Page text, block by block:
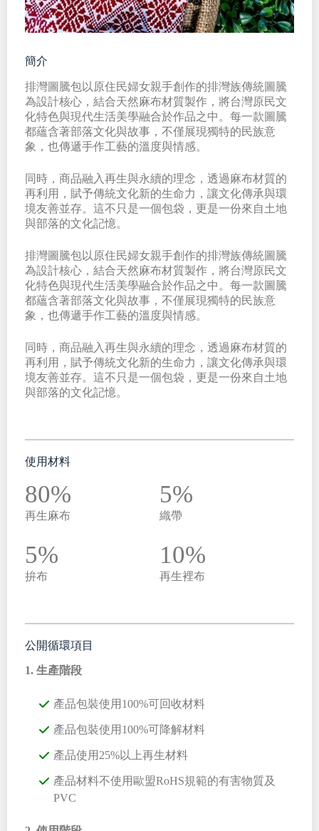
簡介
排灣圖騰包以原住民婦女親手創作的排灣族傳統圖騰
為設計核心，結合天然麻布材質製作，將台灣原民文
化特色與現代生活美學融合於作品之中。每一款圖騰
都蘊含著部落文化與故事，不僅展現獨特的民族意
象，也傳遞手作工藝的溫度與情感。
同時，商品融入再生與永續的理念，透過麻布材質的
再利用，賦予傳統文化新的生命力，讓文化傳承與環
境友善並存。這不只是一個包袋，更是一份來自土地
與部落的文化記憶。
排灣圖騰包以原住民婦女親手創作的排灣族傳統圖騰
為設計核心，結合天然麻布材質製作，將台灣原民文
化特色與現代生活美學融合於作品之中。每一款圖騰
都蘊含著部落文化與故事，不僅展現獨特的民族意
象，也傳遞手作工藝的溫度與情感。
同時，商品融入再生與永續的理念，透過麻布材質的
再利用，賦予傳統文化新的生命力，讓文化傳承與環
境友善並存。這不只是一個包袋，更是一份來自土地
與部落的文化記憶。
使用材料
80%
再生麻布
5%
織帶
5%
拚布
10%
再生裡布
公開循環項目
1. 生產階段
產品包裝使用100%可回收材料
產品包裝使用100%可降解材料
產品使用25%以上再生材料
產品材料不使用歐盟RoHS規範的有害物質及
PVC